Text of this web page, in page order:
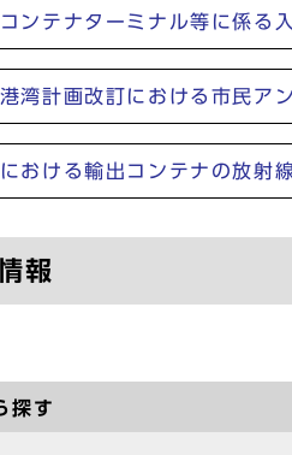
ンテナターミナル等に係る
湾計画改訂における市民ア
おける輸出コンテナの放射
報
探す